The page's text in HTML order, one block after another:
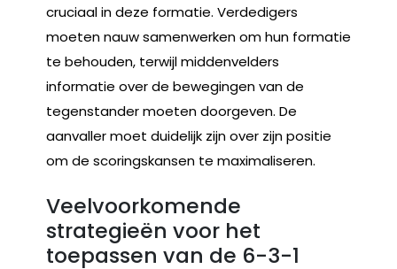
cruciaal in deze formatie. Verdedigers
moeten nauw samenwerken om hun formatie
te behouden, terwijl middenvelders
informatie over de bewegingen van de
tegenstander moeten doorgeven. De
aanvaller moet duidelijk zijn over zijn positie
om de scoringskansen te maximaliseren.
Veelvoorkomende
strategieën voor het
toepassen van de 6-3-1